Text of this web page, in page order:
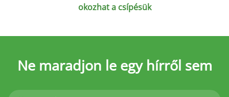
okozhat a csípésük
Ne maradjon le egy hírről sem